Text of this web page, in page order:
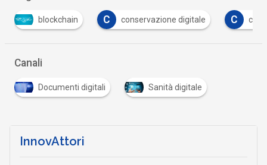
C conservazione digitale C crittografia D
Canali
Documenti digitali Sanità digitale
InnovAttori